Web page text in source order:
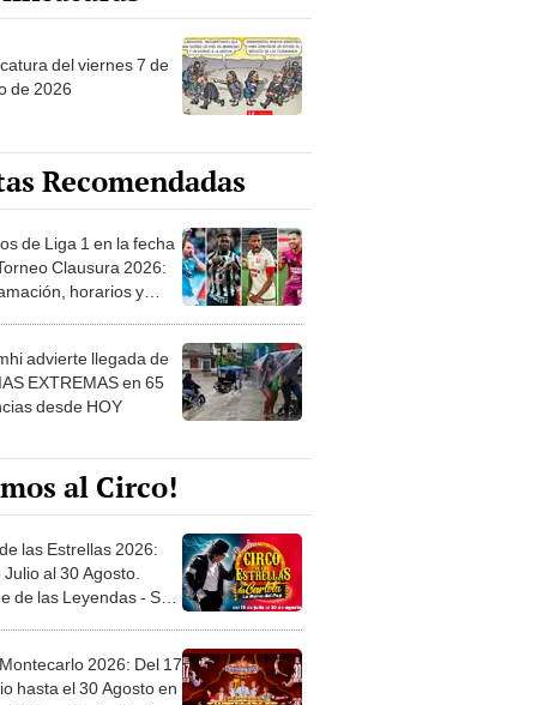
del viernes 7 de
de 2026
Recomendadas
de Liga 1 en la fecha
Clausura 2026:
horarios y
advierte llegada de
EXTREMAS en 65
desde HOY
al Circo!
las Estrellas 2026:
Julio al 30 Agosto.
de las Leyendas - San
2026: Del 17
hasta el 30 Agosto en